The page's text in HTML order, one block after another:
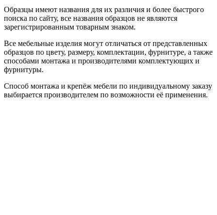
Образцы имеют названия для их различия и более быстрого
поиска по сайту, все названия образцов не являются
зарегистрированным товарным знаком.
Все мебельные изделия могут отличаться от представленных
образцов по цвету, размеру, комплектации, фурнитуре, а также
способами монтажа и производителями комплектующих и
фурнитуры.
Способ монтажа и крепёж мебели по индивидуальному заказу
выбирается производителем по возможности её применения.